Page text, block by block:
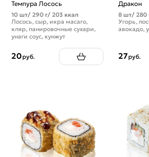
Темпура Лосось
10 шт/ 290 г/ 203 ккал
Лосось, сыр, икра масаго,
кляр, панировочные сухари,
унаги соус, кунжут
20руб.
Дракон
8 шт/ 280
Угорь,
авокадо,
27руб.